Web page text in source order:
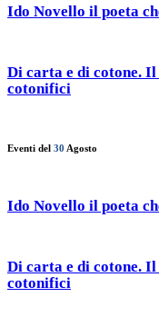
Ido Novello il poeta
Di carta e di cotone.
cotonifici
Eventi del 30 Agosto
Ido Novello il poeta
Di carta e di cotone.
cotonifici